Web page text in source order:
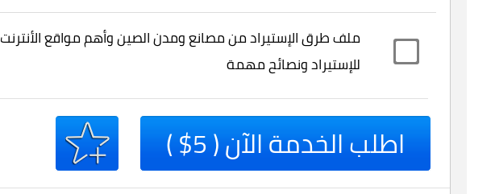
ملف طرق الإستيراد من مصانع ومدن الصين وأهم مواقع الأنترنت
للإستيراد ونصائح مهمة
اطلب الخدمة الآن ( 5$ )